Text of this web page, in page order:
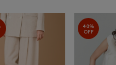
40%
OFF